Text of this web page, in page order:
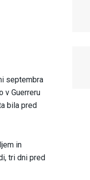
septembra
v Guerreru
bila pred
in
tri dni pred